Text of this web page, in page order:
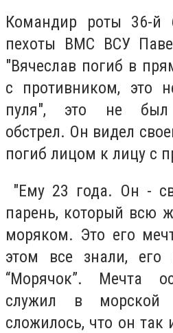
Командир роты 36-й
пехоты ВМС ВСУ
"Вячеслав погиб в
с противником, это
пуля", это не был
обстрел. Он видел
погиб лицом к лицу с
"Ему 23 года. Он -
парень, который всю
моряком. Это его
этом все знали, его
“Морячок”. Мечта
служил в морской
сложилось, что он так